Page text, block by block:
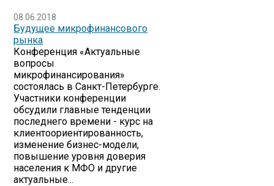
08.06.2018
Будущее микрофинансового
рынка
Конференция «Актуальные
вопросы
микрофинансирования»
состоялась в Санкт-Петербурге.
Участники конференции
обсудили главные тенденции
последнего времени - курс на
клиентоориентированность,
изменение бизнес-модели,
повышение уровня доверия
населения к МФО и другие
актуальные...